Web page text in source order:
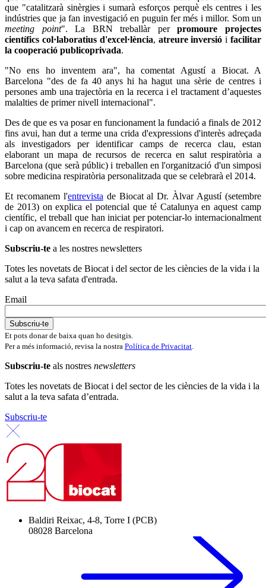
que "catalitzarà sinèrgies i sumarà esforços perquè els centres i les
indústries que ja fan investigació en puguin fer més i millor. Som un
meeting point". La BRN treballàr perpromoure
projectes
científics col·laboratius d'excel·lència, atreure inversió ifacilitar
la cooperació publicoprivada.
"No ens ho inventem ara", ha comentat Agustí a Biocat. A
Barcelona "des de fa 40 anys hi ha hagut una sèrie de centres i
persones amb una trajectòria en la recerca i el tractament d’aquestes
malalties de primer nivell internacional".
Des de que es va posar en funcionament la fundació a finals de 2012
fins avui, han dut a terme una crida d'expressions d'interès adreçada
als investigadors per identificar camps de recerca clau, estan
elaborant un mapa de recursos de recerca en salut respiratòria a
Barcelona (que serà públic) i treballen en l'organització d'un simposi
sobre medicina respiratòria personalitzada que se celebrarà el 2014.
Et recomanem l'entrevistade Biocat al Dr. Àlvar Agustí (setembre
de 2013) on explica el potencial que té Catalunya en aquest camp
científic, el treball que han iniciat per potenciar-lo internacionalment
i cap on avancem en recerca de respiratori.
Subscriu-te a les nostres newsletters
Totes les novetats de Biocat i del sector de les ciències de la vida i la
salut a la teva safata d'entrada.
Email
Et pots donar de baixa quan ho desitgis.
Per a més informació, revisa la nostra Política de Privacitat.
Subscriu-te als nostres newsletters
Totes les novetats de Biocat i del sector de les ciències de la vida i la
salut a la teva safata d’entrada.
Subscriu-te
Baldiri Reixac, 4-8, Torre I (PCB)
08028 Barcelona